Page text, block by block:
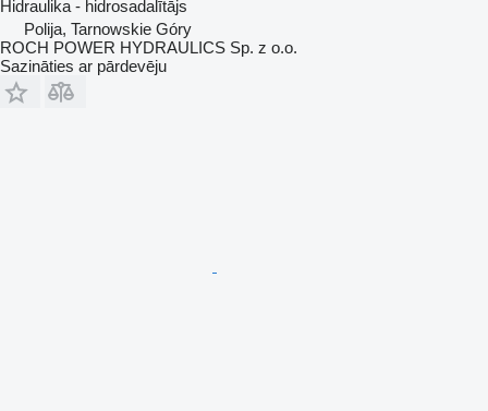
Hidraulika - hidrosadalītājs
Polija, Tarnowskie Góry
ROCH POWER HYDRAULICS Sp. z o.o.
Sazināties ar pārdevēju